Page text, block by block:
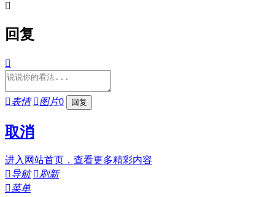

回复

表情 图片0
取消
进入网站首页，查看更多精彩内容
导航 刷新
菜单